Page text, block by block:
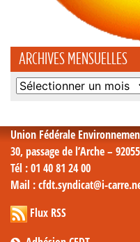
ARCHIVES MENSUELLES
Archives
Union Fédérale
30, passage de l’Arche –
Tél : 01 40 81 24 00
Mail : cfdt.syndicat@i-
Flux RSS